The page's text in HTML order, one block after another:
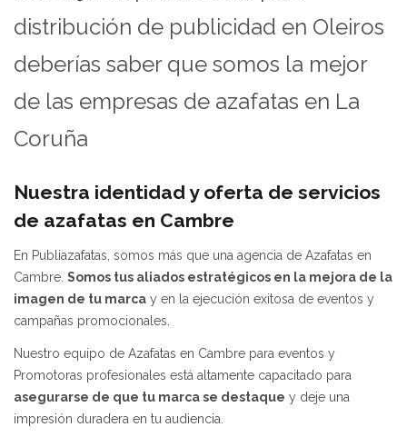
distribución de publicidad en Oleiros
deberías saber que somos la mejor
de las empresas de azafatas en La
Coruña
Nuestra identidad y oferta de servicios
de azafatas en Cambre
En Publiazafatas, somos más que una agencia de Azafatas en
Cambre. Somos tus aliados estratégicos en la mejora de la
imagen de tu marca y en la ejecución exitosa de eventos y
campañas promocionales.
Nuestro equipo de Azafatas en Cambre para eventos y
Promotoras profesionales está altamente capacitado para
asegurarse de que tu marca se destaque y deje una
impresión duradera en tu audiencia.